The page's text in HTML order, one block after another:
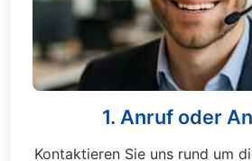
1. Anruf oder
Kontaktieren Sie uns rund um